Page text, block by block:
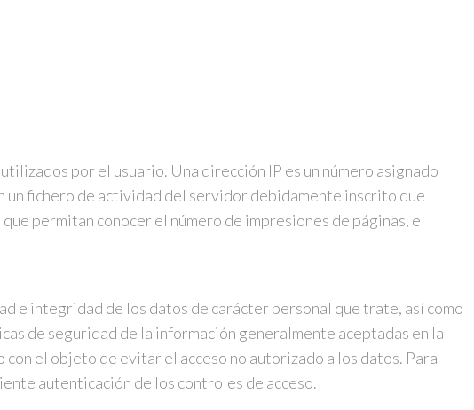
por el usuario. Una dirección IP es un número asignado
un fichero de actividad del servidor debidamente inscrito que
permitan conocer el número de impresiones de páginas, el
e integridad de los datos de carácter personal que trate, así como
de seguridad de la información generalmente aceptadas en la
el objeto de evitar el acceso no autorizado a los datos. Para
autenticación de los controles de acceso.